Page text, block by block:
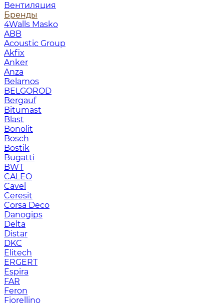
Вентиляция
Бренды
4Walls Masko
ABB
Acoustic Group
Akfix
Anker
Anza
Belamos
BELGOROD
Bergauf
Bitumast
Blast
Bonolit
Bosch
Bostik
Bugatti
BWT
CALEO
Cavel
Ceresit
Corsa Deco
Danogips
Delta
Distar
DKC
Elitech
ERGERT
Espira
FAR
Feron
Fiorellino